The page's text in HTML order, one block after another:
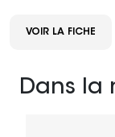
VOIR LA FICHE
Dans la